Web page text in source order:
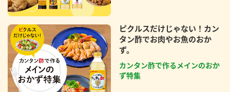
ピクルスだけじゃない！カン
タン酢でお肉やお魚のおか
ず。
カンタン酢で作るメインのおか
ず特集